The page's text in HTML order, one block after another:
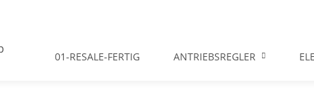
01-RESALE-FERTIG ANTRIEBSREGLER